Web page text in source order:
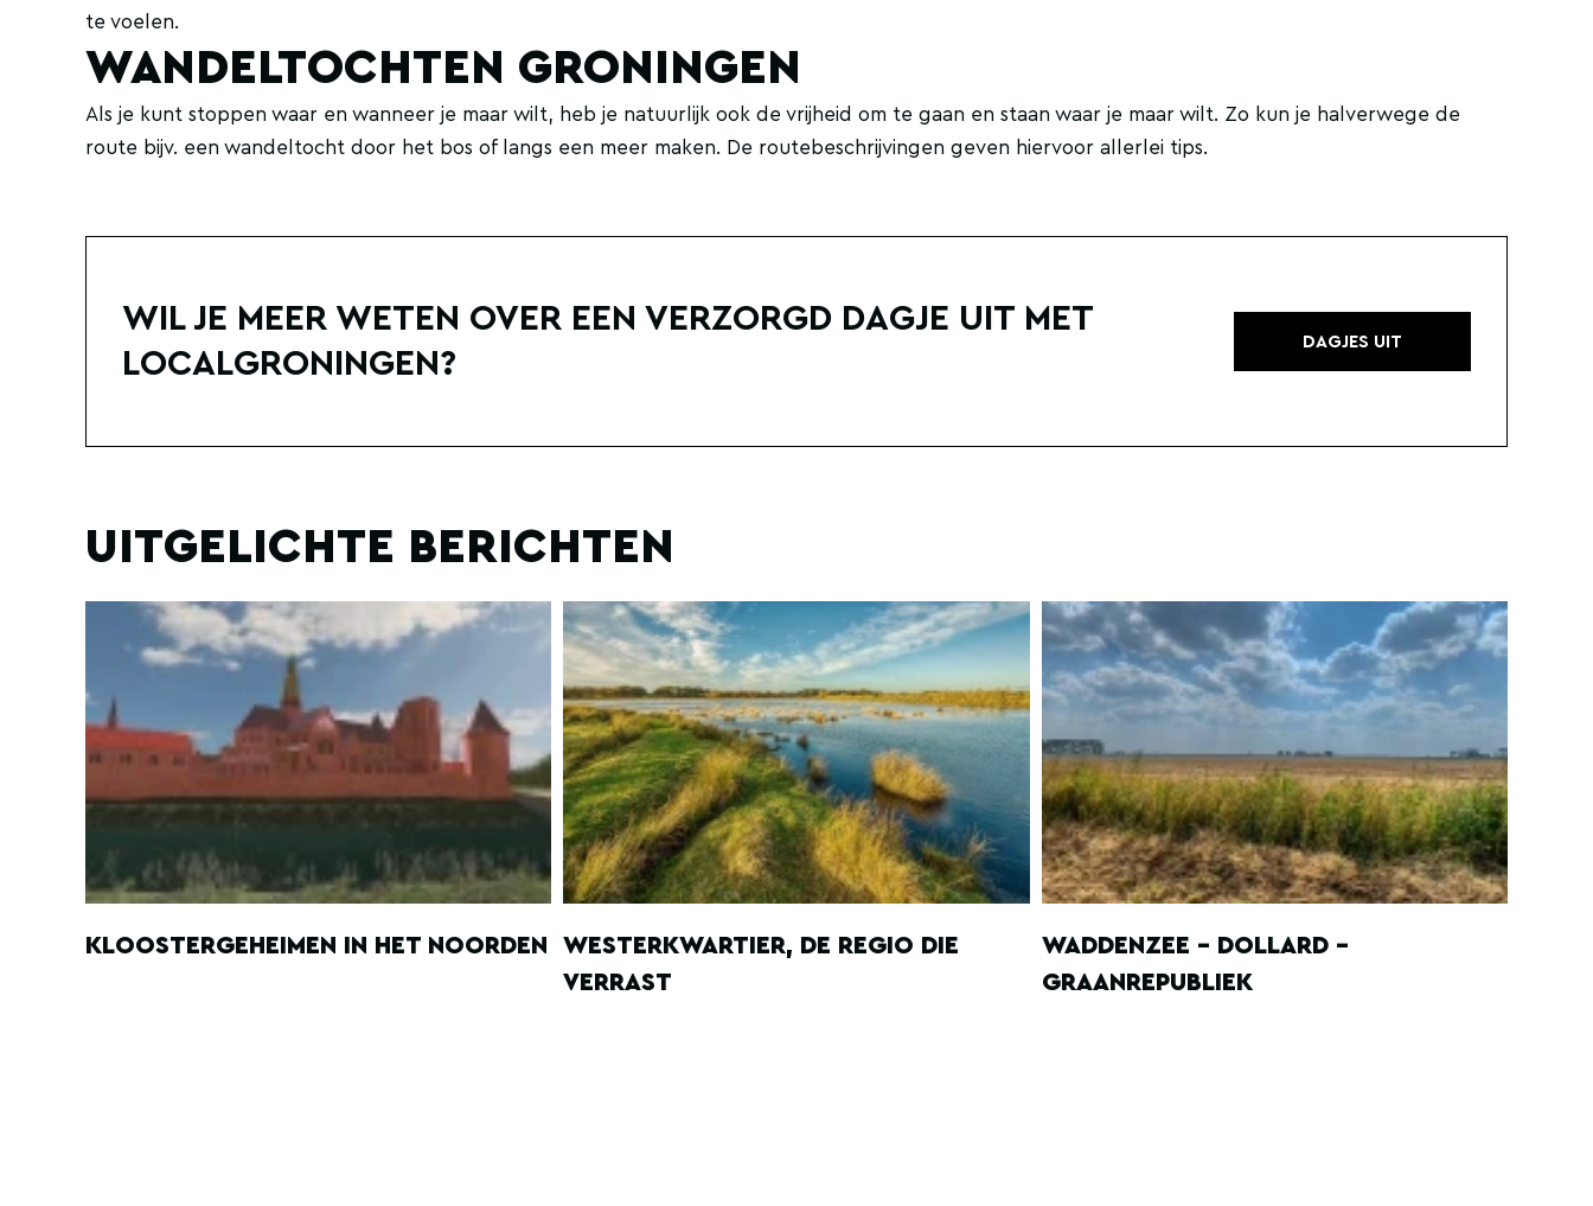
te voelen.
WANDELTOCHTEN GRONINGEN
Als je kunt stoppen waar en wanneer je maar wilt, heb je natuurlijk ook de vrijheid om te gaan en staan waar je maar wilt. Zo kun je halverwege de
route bijv. een wandeltocht door het bos of langs een meer maken. De routebeschrijvingen geven hiervoor allerlei tips.
WIL JE MEER WETEN OVER EEN VERZORGD DAGJE UIT MET
LOCALGRONINGEN?
DAGJES UIT
UITGELICHTE BERICHTEN
KLOOSTERGEHEIMEN IN HET NOORDEN
WESTERKWARTIER, DE REGIO DIE
VERRAST
WADDENZEE - DOLLARD -
GRAANREPUBLIEK